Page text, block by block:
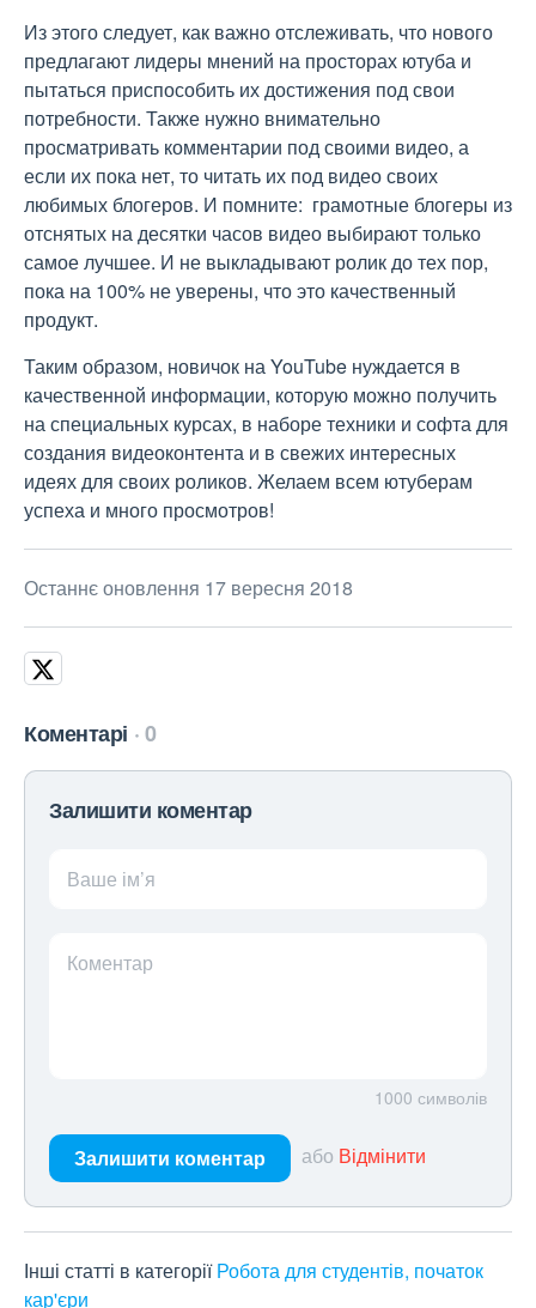
Из этого следует, как важно отслеживать, что нового
предлагают лидеры мнений на просторах ютуба и
пытаться приспособить их достижения под свои
потребности. Также нужно внимательно
просматривать комментарии под своими видео, а
если их пока нет, то читать их под видео своих
любимых блогеров. И помните: грамотные блогеры из
отснятых на десятки часов видео выбирают только
самое лучшее. И не выкладывают ролик до тех пор,
пока на 100% не уверены, что это качественный
продукт.
Таким образом, новичок на YouTube нуждается в
качественной информации, которую можно получить
на специальных курсах, в наборе техники и софта для
создания видеоконтента и в свежих интересных
идеях для своих роликов. Желаем всем ютуберам
успеха и много просмотров!
Останнє оновлення 17 вересня 2018
Коментарі 0
Залишити коментар
Ваше ім’я
Коментар
1000 символів
Залишити коментар або Відмінити
Інші статті в категорії Робота для студентів, початок
кар'єри